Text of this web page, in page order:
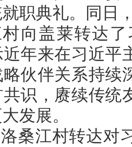
职典礼。同日
向盖莱转达
年来在习近平
伙伴关系持续
识，赓续传统
发展。
桑江村转达对